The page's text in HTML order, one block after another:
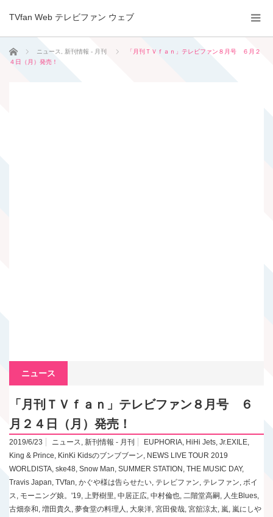
TVfan Web テレビファン ウェブ
ホーム ニュース 新刊情報 - 月刊
「月刊ＴＶｆａｎ」テレビファン８月号 ６月２
４日（月）発売！
ニュース
「月刊ＴＶｆａｎ」テレビファン８月号 ６
月２４日（月）発売！
2019/6/23 ニュース, 新刊情報 - 月刊 EUPHORIA, HiHi Jets, Jr.EXILE,
King & Prince, KinKi Kidsのブンブブーン, NEWS LIVE TOUR 2019
WORLDISTA, ske48, Snow Man, SUMMER STATION , THE MUSIC DAY,
Travis Japan, TVfan, かぐや様は告らせたい, テレビファン, テレファン, ボイ
ス, モーニング娘。'19, 上野樹里, 中居正広, 中村倫也, 二階堂高嗣 , 人生Blues,
古畑奈和, 増田貴久 , 夢食堂の料理人 , 大泉洋, 宮田俊哉, 宮舘涼太, 嵐, 嵐にしや